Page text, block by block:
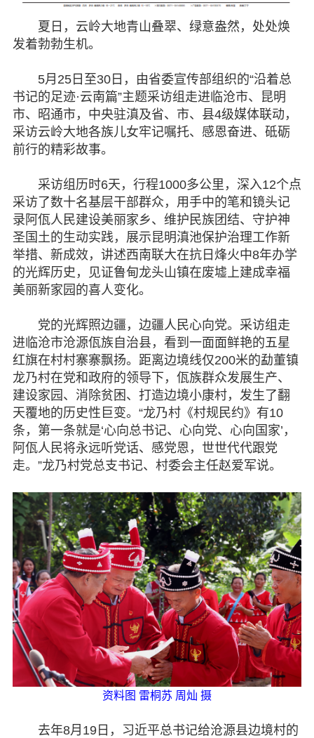
夏日，云岭大地青山叠翠、绿意盎然，处处焕
发着勃勃生机。
5月25日至30日，由省委宣传部组织的“沿着总
书记的足迹·云南篇”主题采访组走进临沧市、昆明
市、昭通市，中央驻滇及省、市、县4级媒体联动，
采访云岭大地各族儿女牢记嘱托、感恩奋进、砥砺
前行的精彩故事。
采访组历时6天，行程1000多公里，深入12个点
采访了数十名基层干部群众，用手中的笔和镜头记
录阿佤人民建设美丽家乡、维护民族团结、守护神
圣国土的生动实践，展示昆明滇池保护治理工作新
举措、新成效，讲述西南联大在抗日烽火中8年办学
的光辉历史，见证鲁甸龙头山镇在废墟上建成幸福
美丽新家园的喜人变化。
党的光辉照边疆，边疆人民心向党。采访组走
进临沧市沧源佤族自治县，看到一面面鲜艳的五星
红旗在村村寨寨飘扬。距离边境线仅200米的勐董镇
龙乃村在党和政府的领导下，佤族群众发展生产、
建设家园、消除贫困、打造边境小康村，发生了翻
天覆地的历史性巨变。“龙乃村《村规民约》有10
条，第一条就是‘心向总书记、心向党、心向国家’，
阿佤人民将永远听党话、感党恩，世世代代跟党
走。”龙乃村党总支书记、村委会主任赵爱军说。
资料图 雷桐苏 周灿 摄
去年8月19日，习近平总书记给沧源县边境村的